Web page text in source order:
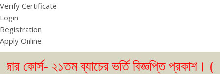
Verify Certificate
Login
Registration
Apply Online
২১তম ব্যাচের ভর্তি বিজ্ঞপ্তি প্রকাশ। ( ২৩/০৫/